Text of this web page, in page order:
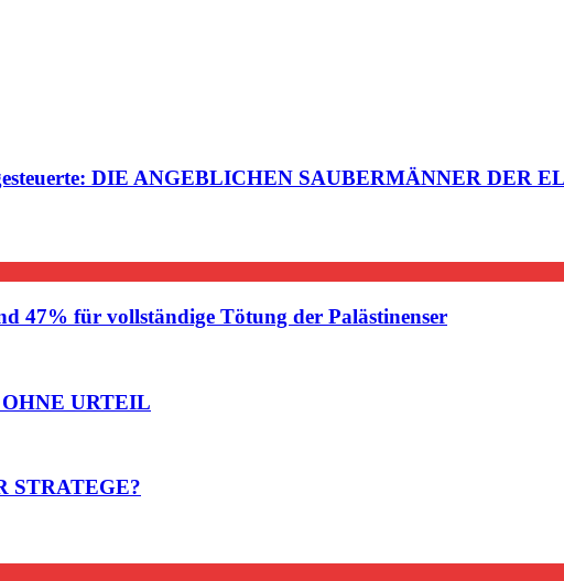
DIE ANGEBLICHEN SAUBERMÄNNER DER
47% für vollständige Tötung der Palästinenser
URTEIL
STRATEGE?